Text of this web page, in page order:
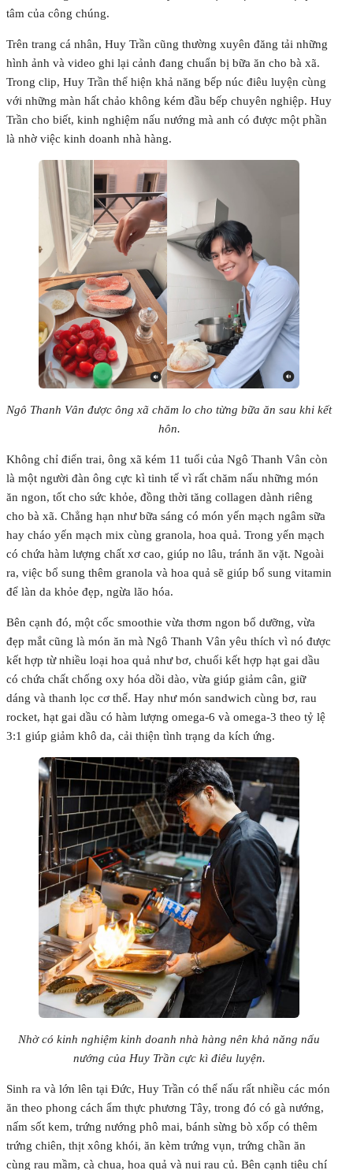
tâm của công chúng.
Trên trang cá nhân, Huy Trần cũng thường xuyên đăng tải những
hình ảnh và video ghi lại cảnh đang chuẩn bị bữa ăn cho bà xã.
Trong clip, Huy Trần thể hiện khả năng bếp núc điêu luyện cùng
với những màn hất chảo không kém đầu bếp chuyên nghiệp. Huy
Trần cho biết, kinh nghiệm nấu nướng mà anh có được một phần
là nhờ việc kinh doanh nhà hàng.
Ngô Thanh Vân được ông xã chăm lo cho từng bữa ăn sau khi kết
hôn.
Không chỉ điển trai, ông xã kém 11 tuổi của Ngô Thanh Vân còn
là một người đàn ông cực kì tinh tế vì rất chăm nấu những món
ăn ngon, tốt cho sức khỏe, đồng thời tăng collagen dành riêng
cho bà xã. Chẳng hạn như bữa sáng có món yến mạch ngâm sữa
hay cháo yến mạch mix cùng granola, hoa quả. Trong yến mạch
có chứa hàm lượng chất xơ cao, giúp no lâu, tránh ăn vặt. Ngoài
ra, việc bổ sung thêm granola và hoa quả sẽ giúp bổ sung vitamin
để làn da khỏe đẹp, ngừa lão hóa.
Bên cạnh đó, một cốc smoothie vừa thơm ngon bổ dưỡng, vừa
đẹp mắt cũng là món ăn mà Ngô Thanh Vân yêu thích vì nó được
kết hợp từ nhiều loại hoa quả như bơ, chuối kết hợp hạt gai dầu
có chứa chất chống oxy hóa dồi dào, vừa giúp giảm cân, giữ
dáng và thanh lọc cơ thể. Hay như món sandwich cùng bơ, rau
rocket, hạt gai dầu có hàm lượng omega-6 và omega-3 theo tỷ lệ
3:1 giúp giảm khô da, cải thiện tình trạng da kích ứng.
Nhờ có kinh nghiệm kinh doanh nhà hàng nên khả năng nấu
nướng của Huy Trần cực kì điêu luyện.
Sinh ra và lớn lên tại Đức, Huy Trần có thể nấu rất nhiều các món
ăn theo phong cách ẩm thực phương Tây, trong đó có gà nướng,
nấm sốt kem, trứng nướng phô mai, bánh sừng bò xốp có thêm
trứng chiên, thịt xông khói, ăn kèm trứng vụn, trứng chần ăn
cùng rau mầm, cà chua, hoa quả và nui rau củ. Bên cạnh tiêu chí